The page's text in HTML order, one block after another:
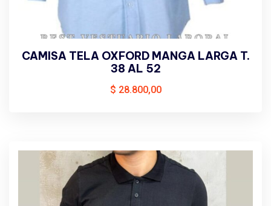
CAMISA TELA OXFORD MANGA LARGA T.
38 AL 52
$ 28.800,00